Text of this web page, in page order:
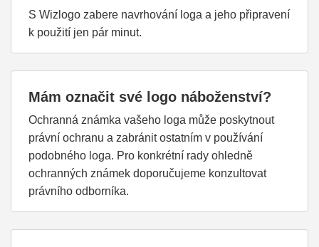
S Wizlogo zabere navrhování loga a jeho připravení
k použití jen pár minut.
Mám označit své logo náboženství?
Ochranná známka vašeho loga může poskytnout
právní ochranu a zabránit ostatním v používání
podobného loga. Pro konkrétní rady ohledně
ochranných známek doporučujeme konzultovat
právního odborníka.